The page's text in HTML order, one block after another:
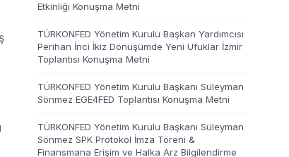
Etkinliği Konuşma Metni
TÜRKONFED Yönetim Kurulu Başkan Yardımcısı
Perihan İnci İkiz Dönüşümde Yeni Ufuklar İzmir
Toplantısı Konuşma Metni
TÜRKONFED Yönetim Kurulu Başkanı Süleyman
Sönmez EGE4FED Toplantısı Konuşma Metni
TÜRKONFED Yönetim Kurulu Başkanı Süleyman
Sönmez SPK Protokol İmza Töreni &
Finansmana Erişim ve Halka Arz Bilgilendirme